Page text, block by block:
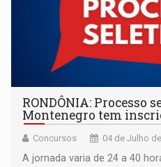
RONDÔNIA: Processo
Montenegro tem
Concursos 04 de Julho
A jornada varia de 24 a 40